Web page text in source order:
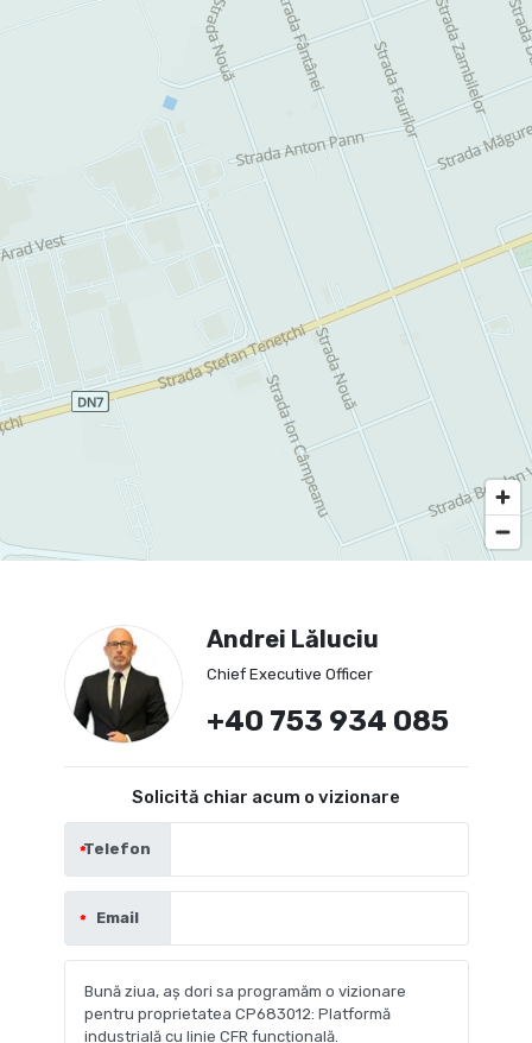
Andrei Lăluciu
Chief Executive Officer
+40 753 934 085
Solicită chiar acum o vizionare
Telefon
Email